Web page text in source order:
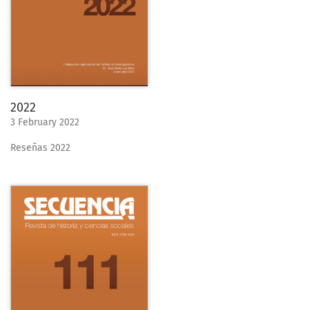
2022
3 February 2022
Reseñas 2022